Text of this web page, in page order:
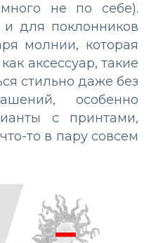
не по себе).
для поклонников
молнии, которая
аксессуар, такие
стильно даже без
особенно
с принтами,
то в пару совсем